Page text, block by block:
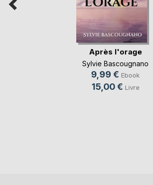
Après l'orage
Sylvie Bascougnano
9,99 € Ebook
15,00 € Livre